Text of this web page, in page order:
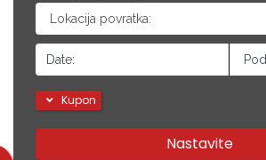
Kupon
Nastavite